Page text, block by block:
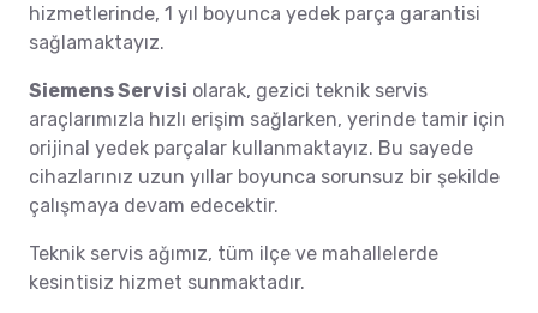
hizmetlerinde, 1 yıl boyunca yedek parça garantisi
sağlamaktayız.
Siemens Servisi olarak, gezici teknik servis
araçlarımızla hızlı erişim sağlarken, yerinde tamir için
orijinal yedek parçalar kullanmaktayız. Bu sayede
cihazlarınız uzun yıllar boyunca sorunsuz bir şekilde
çalışmaya devam edecektir.
Teknik servis ağımız, tüm ilçe ve mahallelerde
kesintisiz hizmet sunmaktadır.